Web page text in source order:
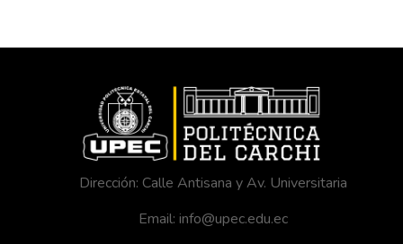
Dirección: Calle Antisana y Av. Universitaria
Email: info@upec.edu.ec